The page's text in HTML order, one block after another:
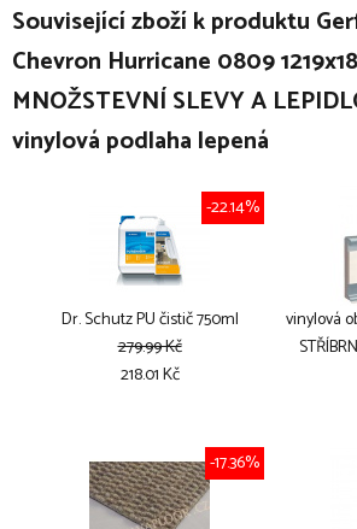
Související zboží k produktu
Chevron Hurricane 0809
MNOŽSTEVNÍ SLEVY A
vinylová podlaha lepená
Dr. Schutz PU čistič 750ml
-22.14%
279.99 Kč
218.01 Kč
vinylová
-17.36%